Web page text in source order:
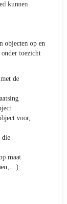
kunnen
objecten op en
toezicht
de
voor,
die
maat